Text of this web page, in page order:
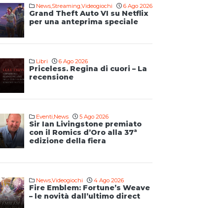
News,Streaming,Videogiochi 6 Ago 2026
Grand Theft Auto VI su Netflix
per una anteprima speciale
Libri 6 Ago 2026
Priceless. Regina di cuori – La
recensione
Eventi,News 5 Ago 2026
Sir Ian Livingstone premiato
con il Romics d’Oro alla 37ª
edizione della fiera
News,Videogiochi 4 Ago 2026
Fire Emblem: Fortune’s Weave
– le novità dall’ultimo direct